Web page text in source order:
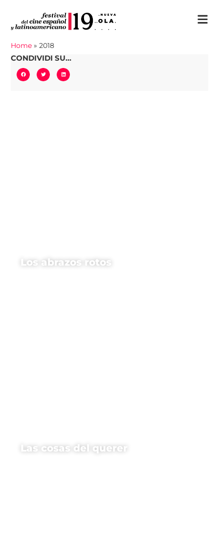
Home »2018
CONDIVIDI SU...
Los abrazos rotos
Las cosas del querer